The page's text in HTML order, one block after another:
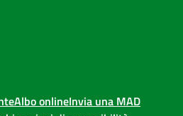
Albo onlineInvia una MAD